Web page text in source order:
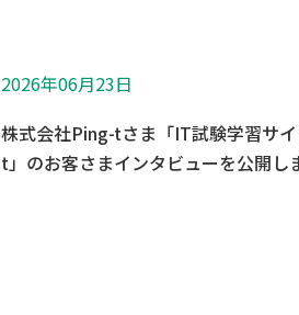
2026年06月23日
株式会社Ping-tさま「IT試験学習サ
t」のお客さまインタビューを公開し